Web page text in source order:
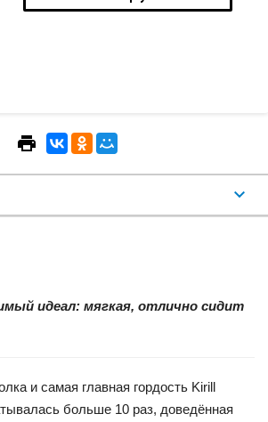
идеал: мягкая, отлично сидит
и самая главная гордость Kirill
больше 10 раз, доведённая